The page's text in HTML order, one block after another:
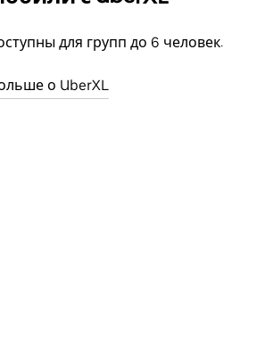
для групп до 6 человек.
о UberXL